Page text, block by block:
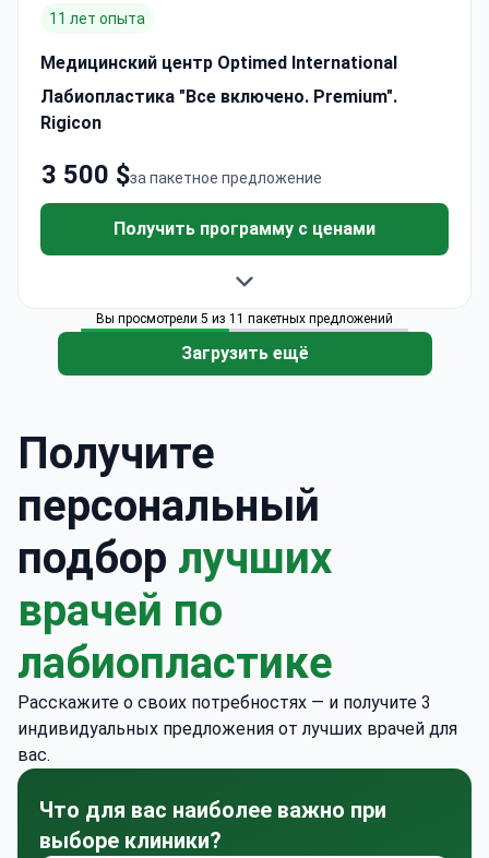
11 лет опыта
Медицинский центр Optimed International
Лабиопластика "Все включено. Premium".
Rigicon
за пакетное предложение
3 500 $
Получить программу с ценами
Вы просмотрели 5 из 11 пакетных предложений
Загрузить ещё
Получите
персональный
подбор лучших
врачей по
лабиопластике
Расскажите о своих потребностях — и получите 3
индивидуальных предложения от лучших врачей для
вас.
Что для вас наиболее важно при
выборе клиники?